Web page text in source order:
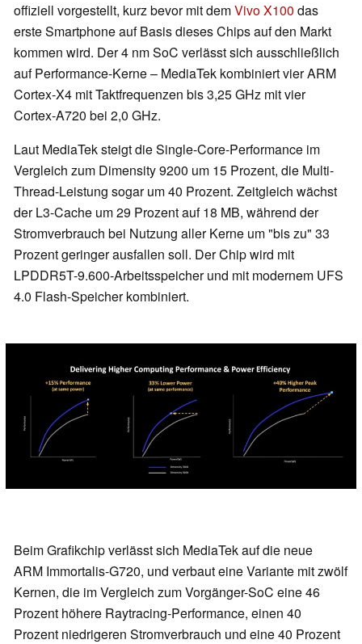
offiziell vorgestellt, kurz bevor mit demVivo X100 das
erste Smartphone auf Basis dieses Chips auf den Markt
kommen wird. Der 4 nm SoC verlässt sich ausschließlich
auf Performance-Kerne – MediaTek kombiniert vier ARM
Cortex-X4 mit Taktfrequenzen bis 3,25 GHz mit vier
Cortex-A720 bei 2,0 GHz.
Laut MediaTek steigt die Single-Core-Performance im
Vergleich zum Dimensity 9200 um 15 Prozent, die Multi-
Thread-Leistung sogar um 40 Prozent. Zeitgleich wächst
der L3-Cache um 29 Prozent auf 18 MB, während der
Stromverbrauch bei Nutzung aller Kerne um "bis zu" 33
Prozent geringer ausfallen soll. Der Chip wird mit
LPDDR5T-9.600-Arbeitsspeicher und mit modernem UFS
4.0 Flash-Speicher kombiniert.
Beim Grafikchip verlässt sich MediaTek auf die neue
ARM Immortalis-G720, und verbaut eine Variante mit zwölf
Kernen, die im Vergleich zum Vorgänger-SoC eine 46
Prozent höhere Raytracing-Performance, einen 40
Prozent niedrigeren Stromverbrauch und eine 40 Prozent